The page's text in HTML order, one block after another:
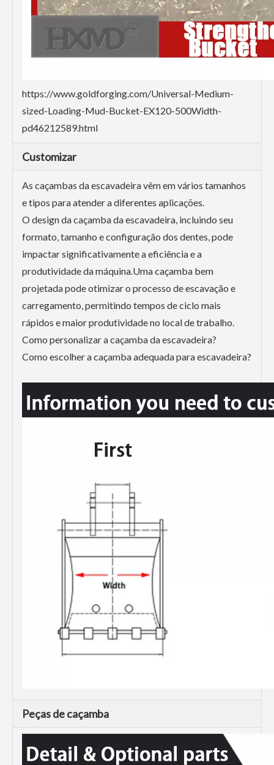
https://www.goldforging.com/Universal-Medium-
sized-Loading-Mud-Bucket-EX120-500Width-
pd46212589.html
Customizar
As caçambas da escavadeira vêm em vários tamanhos
e tipos para atender a diferentes aplicações.
O design da caçamba da escavadeira, incluindo seu
formato, tamanho e configuração dos dentes, pode
impactar significativamente a eficiência e a
produtividade da máquina.Uma caçamba bem
projetada pode otimizar o processo de escavação e
carregamento, permitindo tempos de ciclo mais
rápidos e maior produtividade no local de trabalho.
Como personalizar a caçamba da escavadeira?
Como escolher a caçamba adequada para escavadeira?
Peças de caçamba